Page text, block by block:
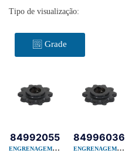
Tipo de visualização:
Grade
ENGRENAGEM FERRO FUNDIDO ELEVADOR DE PALHA
84992055
ENGRENAGEM FERRO FUNDIDO ELEVADOR DE PALHA
84996036